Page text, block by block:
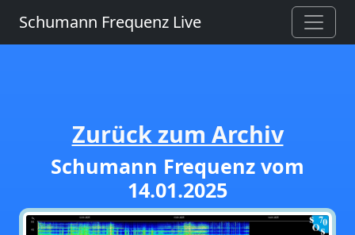
Schumann Frequenz Live
Zurück zum Archiv
Schumann Frequenz vom
14.01.2025